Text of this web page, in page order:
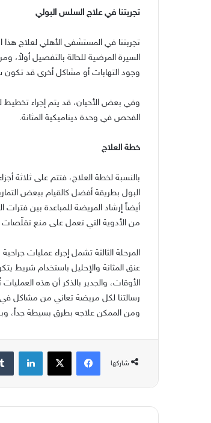
تجربتنا في علاج السلس البولي
تجربتنا في المستشفى الأهلي لعلاج
السيرة المرضية للحالة بالتفصيل أولاً،
وجود التهابات أو مشاكل أخرى قد تكون
وفي بعض الأحيان، قد يتم إجراء تخطيط
الفحص في وحدة ديناميكية المثانة.
خطة العلاج
بالنسبة لخطة العلاج، فتتم على ثلاثة
البول بطريقة أفضل كالقيام ببعض
أيضاً إرشاد المريضة للمباعدة بين فترات
من الأدوية التي تعمل على منع تقلّصات
عنق المثانة والإحليل باستخدام
الأوقات، والجدير بالذكر أن هذه
رسالتنا لكل مريضة تعاني من مشاكل
ومن الممكن علاجه بطرق بسيطة جداً،
شاركها
فيسبوك‫X